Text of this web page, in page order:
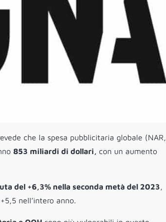
che la spesa pubblicitaria globale (NAR,
853 miliardi di dollari, con un aumento
del +6,3% nella seconda metà del 2023,
nell’intero anno.